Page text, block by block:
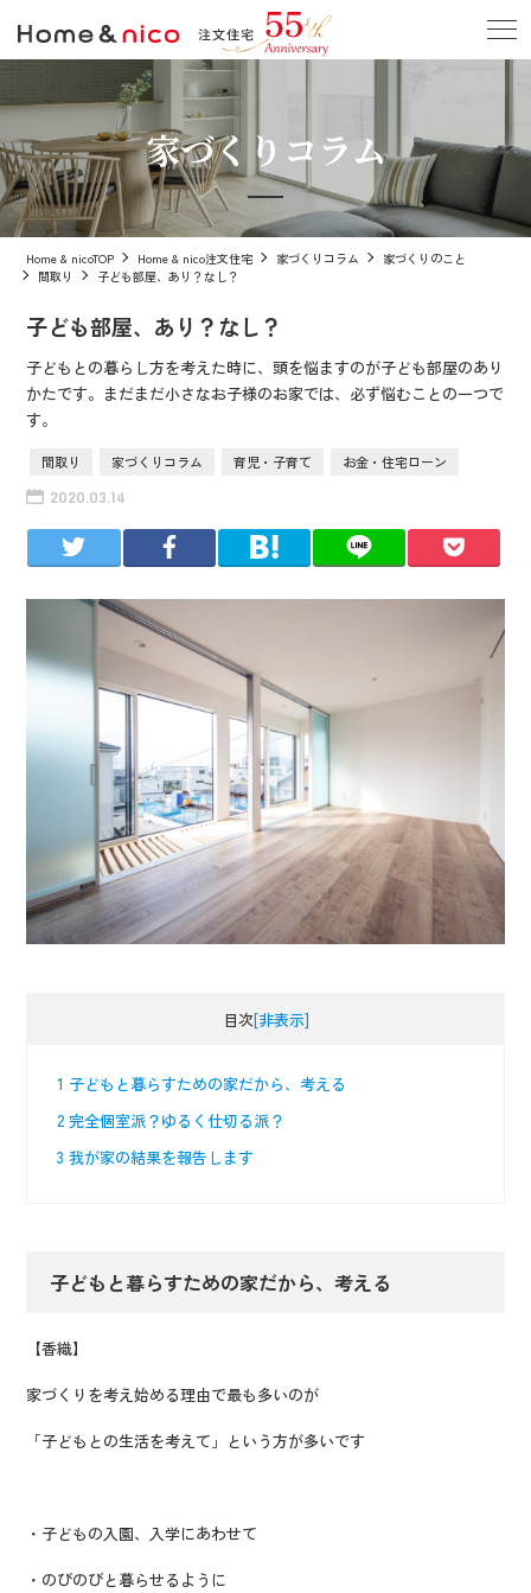
家づくりコラム
Home & nicoTOP Home & nico注文住宅 家づくりコラム
家づくりのこと
間取り
子ども部屋、あり？なし？
子ども部屋、あり？なし？
子どもとの暮らし方を考えた時に、頭を悩ますのが子ども部屋のあり
かたです。まだまだ小さなお子様のお家では、必ず悩むことの一つで
す。
間取り 家づくりコラム 育児・子育て
お金・住宅ローン
2020.03.14
目次[非表示]
1 子どもと暮らすための家だから、考える
2 完全個室派？ゆるく仕切る派？
3 我が家の結果を報告します
子どもと暮らすための家だから、考える
【香織】
家づくりを考え始める理由で最も多いのが
「子どもとの生活を考えて」という方が多いです
・子どもの入園、入学にあわせて
・のびのびと暮らせるように